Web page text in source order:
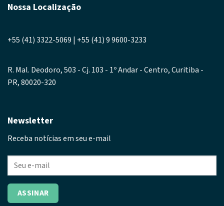
Nossa Localização
+55 (41) 3322-5069 | +55 (41) 9 9600-3233
R. Mal. Deodoro, 503 - Cj. 103 - 1º Andar - Centro, Curitiba -
PR, 80020-320
Newsletter
Receba notícias em seu e-mail